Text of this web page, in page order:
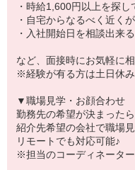
・時給1,600円以上を探し
・自宅からなるべく近く
・入社開始日を相談出来
など、面接時にお気軽に
※経験が有る方は土日休
▼職場見学・お顔合わせ
勤務先の希望が決まったら
紹介先希望の会社で職場
リモートでも対応可能♪
※担当のコーディネータ